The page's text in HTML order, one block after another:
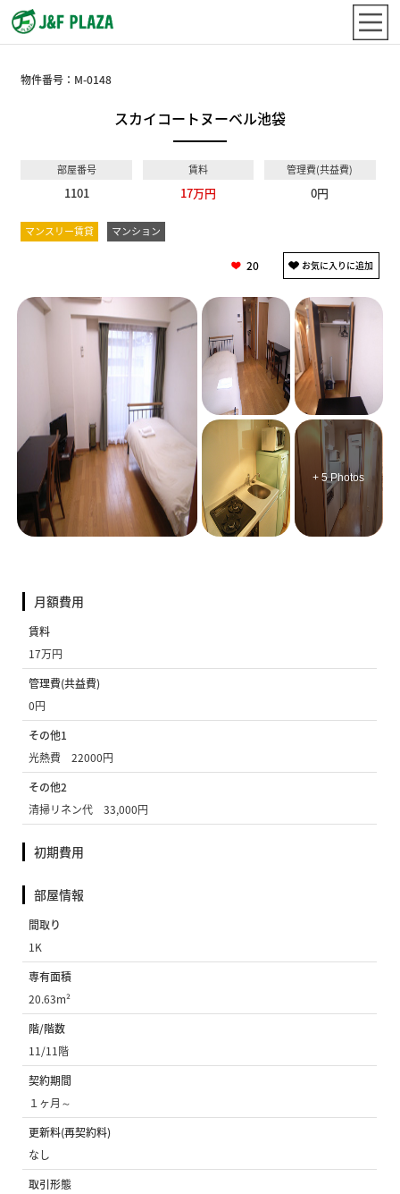
物件番号： M-0148
スカイコートヌーベル池袋
部屋番号
1101
賃料
17万円
管理費(共益費)
0円
マンスリー賃貸 マンション
20
+ 5 Photos
月額費用
賃料
17万円
管理費(共益費)
0円
その他1
光熱費 22000円
その他2
清掃リネン代 33,000円
初期費用
部屋情報
間取り
1K
専有面積
20.63m²
階/階数
11/11階
契約期間
１ヶ月～
更新料(再契約料)
なし
取引形態